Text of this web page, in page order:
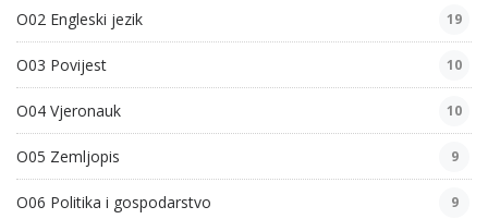
O02 Engleski jezik 19
O03 Povijest 10
O04 Vjeronauk 10
O05 Zemljopis 9
O06 Politika i gospodarstvo 9